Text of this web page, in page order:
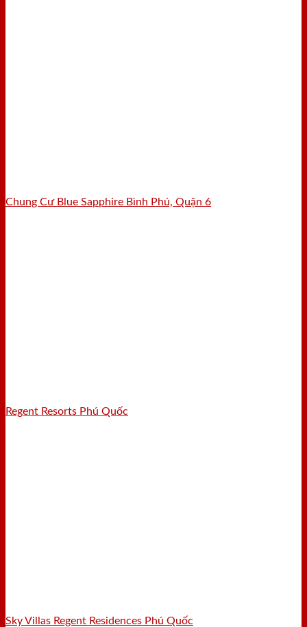
Chung Cư Blue Sapphire Bình Phú, Quận 6
Regent Resorts Phú Quốc
Sky Villas Regent Residences Phú Quốc